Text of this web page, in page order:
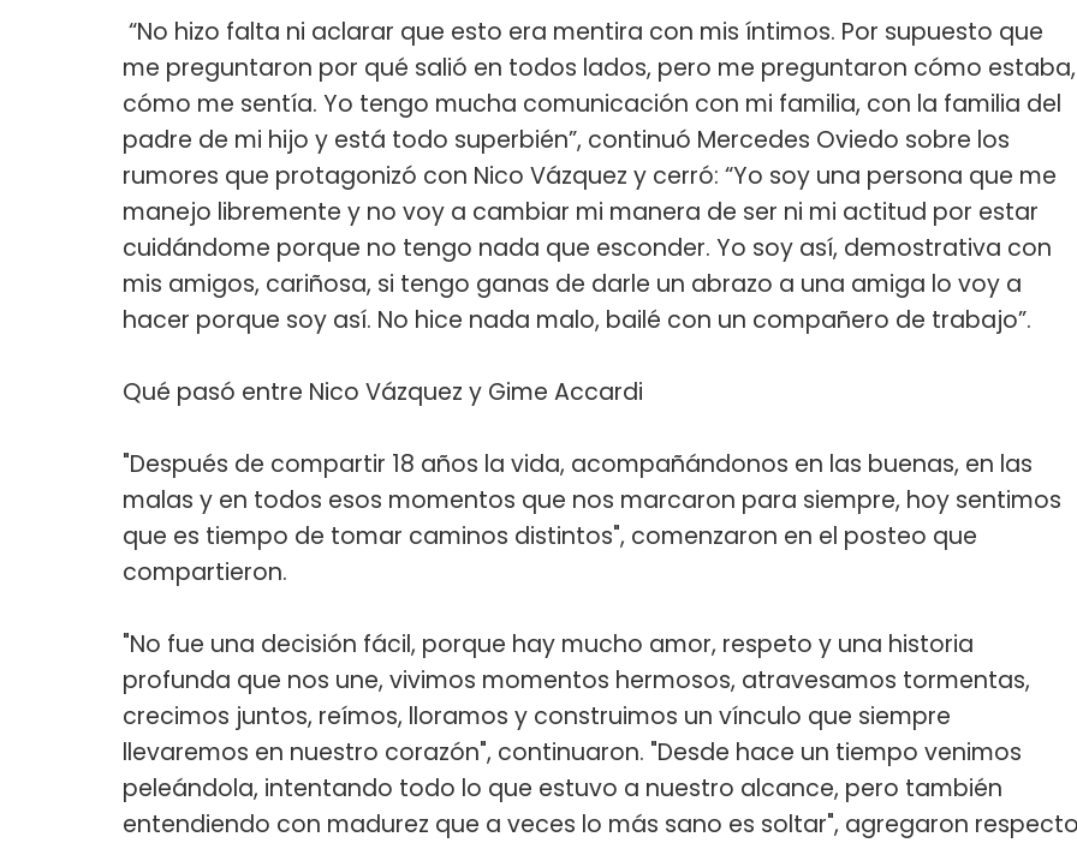
“No hizo falta ni aclarar que esto era mentira con mis íntimos. Por supuesto que
me preguntaron por qué salió en todos lados, pero me preguntaron cómo estaba,
cómo me sentía. Yo tengo mucha comunicación con mi familia, con la familia del
padre de mi hijo y está todo superbién”, continuó Mercedes Oviedo sobre los
rumores que protagonizó con Nico Vázquez y cerró: “Yo soy una persona que me
manejo libremente y no voy a cambiar mi manera de ser ni mi actitud por estar
cuidándome porque no tengo nada que esconder. Yo soy así, demostrativa con
mis amigos, cariñosa, si tengo ganas de darle un abrazo a una amiga lo voy a
hacer porque soy así. No hice nada malo, bailé con un compañero de trabajo”.
Qué pasó entre Nico Vázquez y Gime Accardi
"Después de compartir 18 años la vida, acompañándonos en las buenas, en las
malas y en todos esos momentos que nos marcaron para siempre, hoy sentimos
que es tiempo de tomar caminos distintos", comenzaron en el posteo que
compartieron.
"No fue una decisión fácil, porque hay mucho amor, respeto y una historia
profunda que nos une, vivimos momentos hermosos, atravesamos tormentas,
crecimos juntos, reímos, lloramos y construimos un vínculo que siempre
llevaremos en nuestro corazón", continuaron. "Desde hace un tiempo venimos
peleándola, intentando todo lo que estuvo a nuestro alcance, pero también
entendiendo con madurez que a veces lo más sano es soltar", agregaron